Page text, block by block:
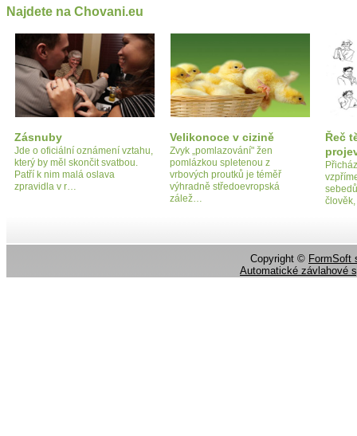
Najdete na Chovani.eu
Zásnuby
Jde o oficiální oznámení vztahu,
který by měl skončit svatbou.
Patří k nim malá oslava
zpravidla v r…
Velikonoce v cizině
Zvyk „pomlazování" žen
pomlázkou spletenou z
vrbových proutků je téměř
výhradně středoevropská
zálež…
Řeč
Copyright © FormSoft
Automatické závlahové